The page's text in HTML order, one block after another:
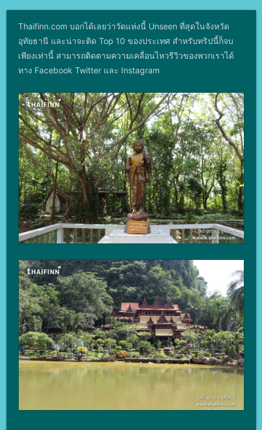
Thaifinn.com บอกได้เลยว่าวัดแห่งนี้ Unseen ที่สุดในจังหวัด
อุทัยธานี และน่าจะติด Top 10 ของประเทศ สำหรับทริปนี้ก็จบ
เพียงเท่านี้ สามารถติดตามความเคลื่อนไหวรีวิวของพวกเราได้
ทาง Facebook Twitter และ Instagram